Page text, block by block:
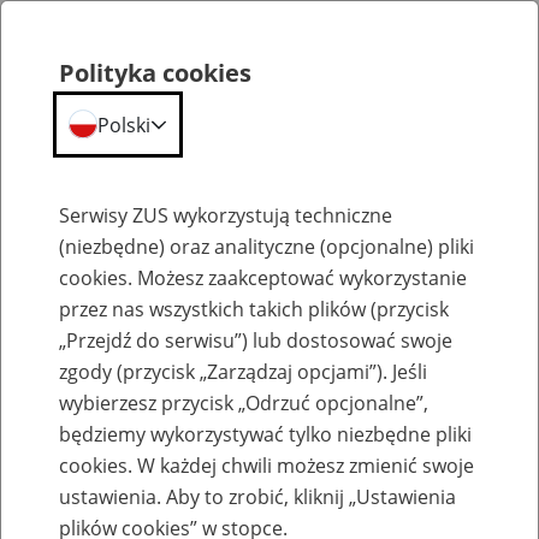
Szkolenia
Zaproś ZUS do siebie: Aktywni 50+
Polityka cookies
Polski
Serwisy ZUS wykorzystują techniczne
(niezbędne) oraz analityczne (opcjonalne) pliki
cookies. Możesz zaakceptować wykorzystanie
przez nas wszystkich takich plików (przycisk
„Przejdź do serwisu”) lub dostosować swoje
zgody (przycisk „Zarządzaj opcjami”). Jeśli
wybierzesz przycisk „Odrzuć opcjonalne”,
będziemy wykorzystywać tylko niezbędne pliki
cookies. W każdej chwili możesz zmienić swoje
ustawienia. Aby to zrobić, kliknij „Ustawienia
plików cookies” w stopce.